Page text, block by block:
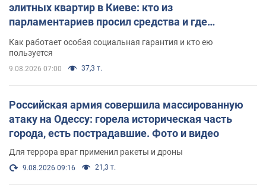
элитных квартир в Киеве: кто из
парламентариев просил средства и где
поселился
Как работает особая социальная гарантия и кто ею
пользуется
9.08.2026 07:00 37,3 т.
Российская армия совершила массированную
атаку на Одессу: горела историческая часть
города, есть пострадавшие. Фото и видео
Для террора враг применил ракеты и дроны
9.08.2026 09:16 21,3 т.